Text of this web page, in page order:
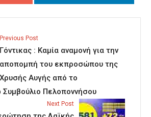
Previous Post
Γόντικας : Καμία αναμονή για την
αποπομπή του εκπροσώπου της
Χρυσής Αυγής από το
Συμβούλιο Πελοποννήσου
Next Post